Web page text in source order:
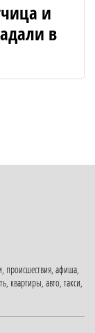
и
в
происшествия, афиша,
квартиры, авто, такси,